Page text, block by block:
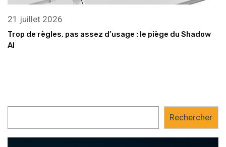
21 juillet 2026
Trop de règles, pas assez d’usage : le piège du Shadow
AI
Rechercher